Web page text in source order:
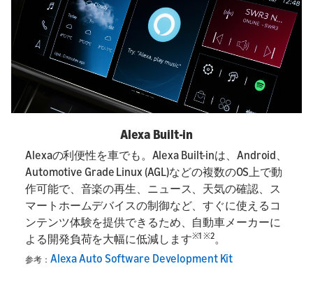
Alexa Built-in
Alexaの利便性を車でも。Alexa Built-inは、Android、
Automotive Grade Linux (AGL)などの複数のOS上で動
作可能で、音楽の再生、ニュース、天気の確認、ス
マートホームデバイスの制御など、すぐに使えるコ
ンテンツ体験を提供できるため、自動車メーカーに
よる開発負荷を大幅に低減します※1 ※2。
参考： Alexa Auto Software Development Kit